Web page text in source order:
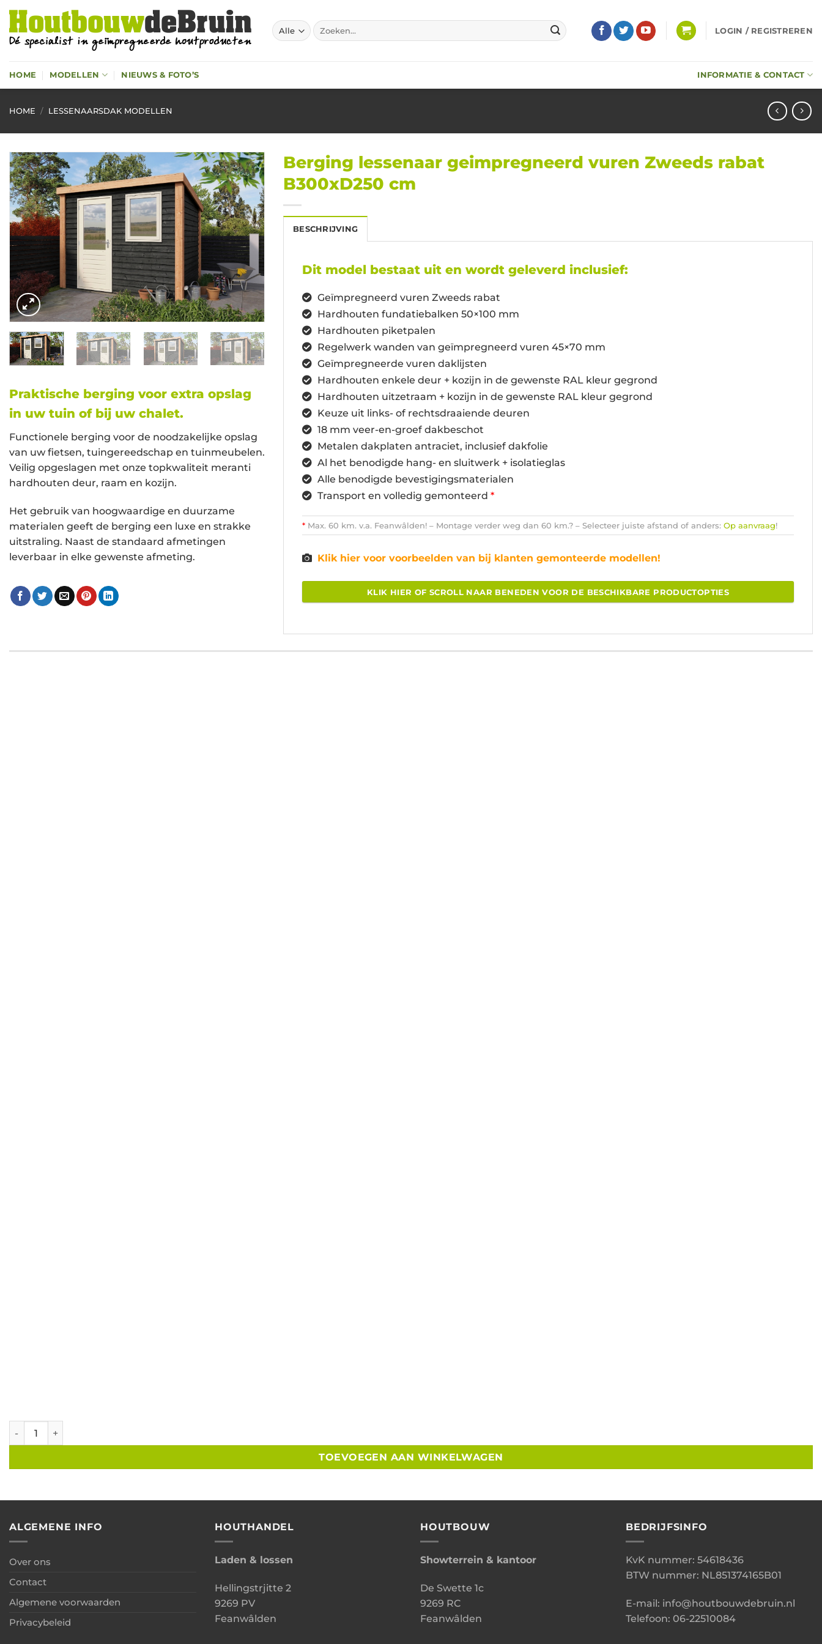
Ga
naar
inhoud
Zoeken
naar:
LOGIN / REGISTREREN
HOME MODELLEN NIEUWS & FOTO’S INFORMATIE & CONTACT
HOME / LESSENAARSDAK MODELLEN
Praktische berging voor extra opslag
in uw tuin of bij uw chalet.
Functionele berging voor de noodzakelijke opslag
van uw fietsen, tuingereedschap en tuinmeubelen.
Veilig opgeslagen met onze topkwaliteit meranti
hardhouten deur, raam en kozijn.
Het gebruik van hoogwaardige en duurzame
materialen geeft de berging een luxe en strakke
uitstraling. Naast de standaard afmetingen
leverbaar in elke gewenste afmeting.
Berging lessenaar geimpregneerd vuren Zweeds rabat
B300xD250 cm
BESCHRIJVING
Dit model bestaat uit en wordt geleverd inclusief:
Geïmpregneerd vuren Zweeds rabat
Hardhouten fundatiebalken 50×100 mm
Hardhouten piketpalen
Regelwerk wanden van geïmpregneerd vuren 45×70 mm
Geïmpregneerde vuren daklijsten
Hardhouten enkele deur + kozijn in de gewenste RAL kleur gegrond
Hardhouten uitzetraam + kozijn in de gewenste RAL kleur gegrond
Keuze uit links- of rechtsdraaiende deuren
18 mm veer-en-groef dakbeschot
Metalen dakplaten antraciet, inclusief dakfolie
Al het benodigde hang- en sluitwerk + isolatieglas
Alle benodigde bevestigingsmaterialen
Transport en volledig gemonteerd *
* Max. 60 km. v.a. Feanwâlden! – Montage verder weg dan 60 km.? – Selecteer juiste afstand of anders: Op aanvraag!
Klik hier voor voorbeelden van bij klanten gemonteerde modellen!
KLIK HIER OF SCROLL NAAR BENEDEN VOOR DE BESCHIKBARE PRODUCTOPTIES
Berging lessenaar geimpregneerd vuren Zweeds rabat B300xD250 cm aantal
TOEVOEGEN AAN WINKELWAGEN
ALGEMENE INFO
Over ons
Contact
Algemene voorwaarden
Privacybeleid
HOUTHANDEL
Laden & lossen
Hellingstrjitte 2
9269 PV
Feanwâlden
HOUTBOUW
Showterrein & kantoor
De Swette 1c
9269 RC
Feanwâlden
BEDRIJFSINFO
KvK nummer: 54618436
BTW nummer: NL851374165B01
E-mail: info@houtbouwdebruin.nl
Telefoon: 06-22510084